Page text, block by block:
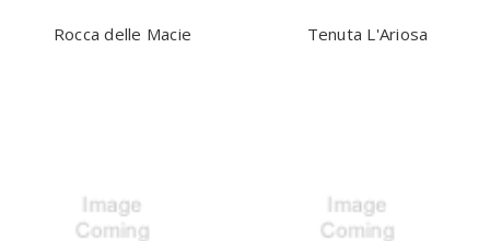
Rocca delle Macie Tenuta L'Ariosa